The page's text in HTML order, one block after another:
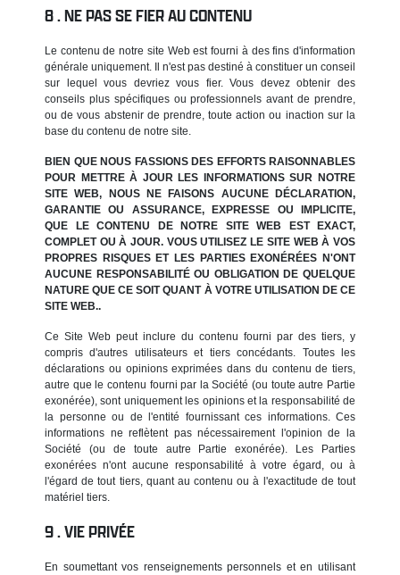
NE PAS SE FIER AU CONTENU
Le contenu de notre site Web est fourni à des fins d'information
générale uniquement. Il n'est pas destiné à constituer un conseil
sur lequel vous devriez vous fier. Vous devez obtenir des
conseils plus spécifiques ou professionnels avant de prendre,
ou de vous abstenir de prendre, toute action ou inaction sur la
base du contenu de notre site.
BIEN QUE NOUS FASSIONS DES EFFORTS RAISONNABLES
POUR METTRE À JOUR LES INFORMATIONS SUR NOTRE
SITE WEB, NOUS NE FAISONS AUCUNE DÉCLARATION,
GARANTIE OU ASSURANCE, EXPRESSE OU IMPLICITE,
QUE LE CONTENU DE NOTRE SITE WEB EST EXACT,
COMPLET OU À JOUR. VOUS UTILISEZ LE SITE WEB À VOS
PROPRES RISQUES ET LES PARTIES EXONÉRÉES N'ONT
AUCUNE RESPONSABILITÉ OU OBLIGATION DE QUELQUE
NATURE QUE CE SOIT QUANT À VOTRE UTILISATION DE CE
SITE WEB..
Ce Site Web peut inclure du contenu fourni par des tiers, y
compris d'autres utilisateurs et tiers concédants. Toutes les
déclarations ou opinions exprimées dans du contenu de tiers,
autre que le contenu fourni par la Société (ou toute autre Partie
exonérée), sont uniquement les opinions et la responsabilité de
la personne ou de l'entité fournissant ces informations. Ces
informations ne reflètent pas nécessairement l'opinion de la
Société (ou de toute autre Partie exonérée). Les Parties
exonérées n'ont aucune responsabilité à votre égard, ou à
l'égard de tout tiers, quant au contenu ou à l'exactitude de tout
matériel tiers.
VIE PRIVÉE
En soumettant vos renseignements personnels et en utilisant